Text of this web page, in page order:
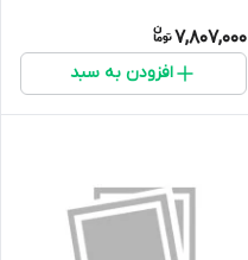
7,807,000
افزودن به سبد